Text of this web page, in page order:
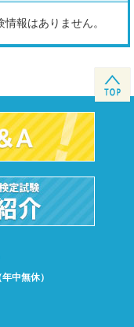
情報はありません。
中無休）